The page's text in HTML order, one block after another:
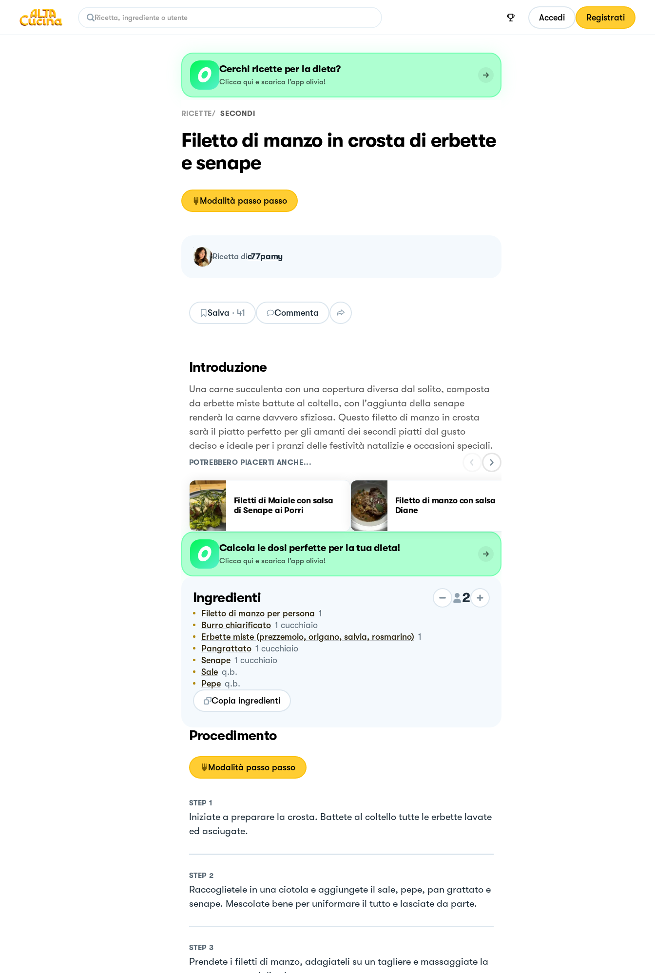
Accedi Registrati
Cerchi ricette per la dieta?
Clicca qui e scarica l’app olivia!
RICETTE/ SECONDI
Filetto di manzo in crosta di erbette
e senape
Modalità passo passo
ricetta dic77pamy
Salva · 41 Commenta
Introduzione
Una carne succulenta con una copertura diversa dal solito, composta
da erbette miste battute al coltello, con l'aggiunta della senape
renderà la carne davvero sfiziosa. Questo filetto di manzo in crosta
sarà il piatto perfetto per gli amanti dei secondi piatti dal gusto
deciso e ideale per i pranzi delle festività natalizie e occasioni speciali.
POTREBBERO PIACERTI ANCHE...
Filetti di Maiale con salsa
di Senape ai Porri
Filetto di manzo con salsa
Diane
Calcola le dosi perfette per la tua dieta!
Clicca qui e scarica l’app olivia!
Ingredienti 2
Filetto di manzo per persona 1
Burro chiarificato 1 cucchiaio
Erbette miste (prezzemolo, origano, salvia, rosmarino) 1
Pangrattato 1 cucchiaio
Senape 1 cucchiaio
Sale q.b.
Pepe q.b.
Copia ingredienti
Procedimento
Modalità passo passo
STEP 1
Iniziate a preparare la crosta. Battete al coltello tutte le erbette lavate
ed asciugate.
STEP 2
Raccoglietele in una ciotola e aggiungete il sale, pepe, pan grattato e
senape. Mescolate bene per uniformare il tutto e lasciate da parte.
STEP 3
Prendete i filetti di manzo, adagiateli su un tagliere e massaggiate la